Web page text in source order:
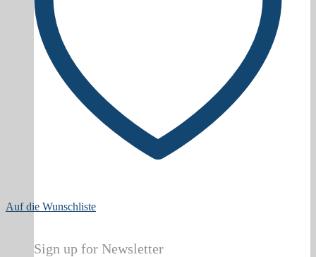
Sign up for Newsletter
Auf die Wunschliste